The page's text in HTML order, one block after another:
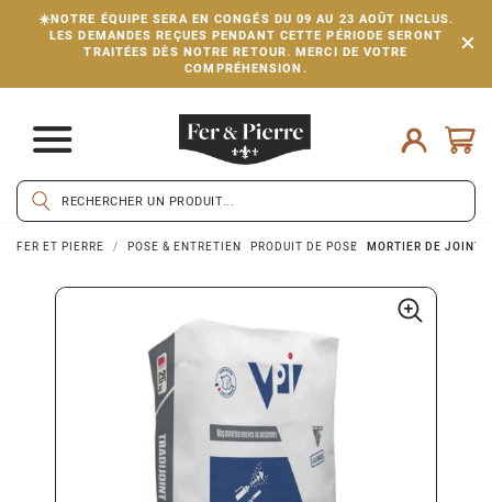
☀️NOTRE ÉQUIPE SERA EN CONGÉS DU 09 AU 23 AOÛT INCLUS.
LES DEMANDES REÇUES PENDANT CETTE PÉRIODE SERONT
TRAITÉES DÈS NOTRE RETOUR. MERCI DE VOTRE
COMPRÉHENSION.
FER ET PIERRE POSE & ENTRETIEN PRODUIT DE POSE MORTIER DE